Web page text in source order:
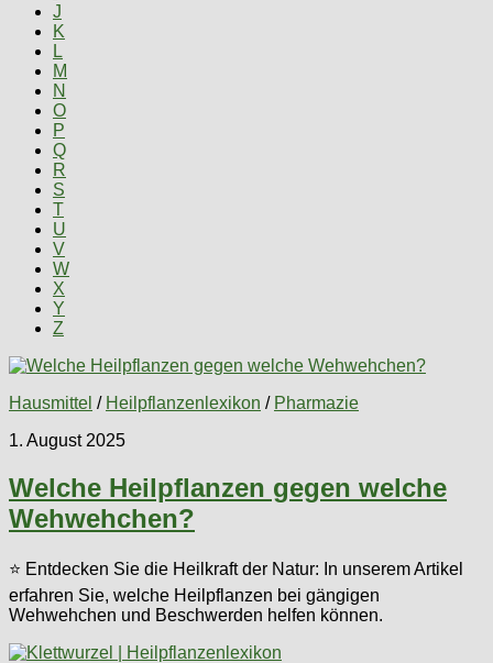
J
K
L
M
N
O
P
Q
R
S
T
U
V
W
X
Y
Z
Hausmittel / Heilpflanzenlexikon / Pharmazie
1. August 2025
Welche Heilpflanzen gegen welche
Wehwehchen?
⭐ Entdecken Sie die Heilkraft der Natur: In unserem Artikel
erfahren Sie, welche Heilpflanzen bei gängigen
Wehwehchen und Beschwerden helfen können.